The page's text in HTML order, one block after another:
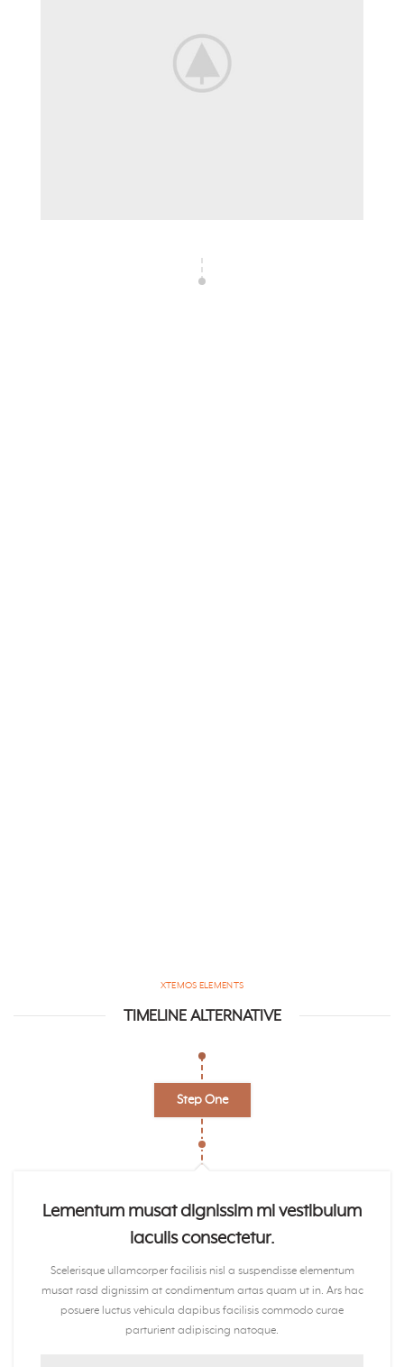
XTEMOS ELEMENTS
TIMELINE ALTERNATIVE
Step One
Lementum musat dignissim mi vestibulum
iaculis consectetur.
Scelerisque ullamcorper facilisis nisl a suspendisse elementum
musat rasd dignissim at condimentum artas quam ut in. Ars hac
posuere luctus vehicula dapibus facilisis commodo curae
parturient adipiscing natoque.